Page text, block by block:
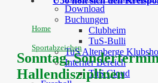
Download
Buchungen
Clubheim
TuS-Bulli
TuS Altenberge
Interner Bereich
TuS Cloud
Home
Sportabzeichen
Sonntag,
Hallendisziplinen